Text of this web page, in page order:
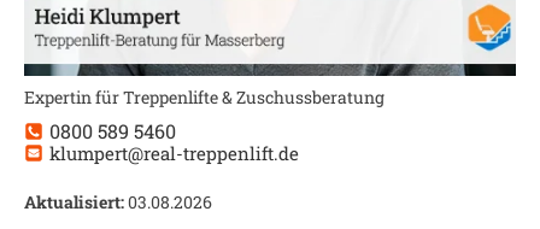
Expertin für Treppenlifte & Zuschussberatung
0800 589 5460
klumpert@real-treppenlift.de
Aktualisiert:03.08.2026